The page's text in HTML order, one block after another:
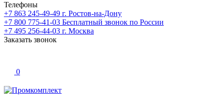
Телефоны
+7 863 245-49-49 г. Ростов-на-Дону
+7 800 775-41-03 Бесплатный звонок по России
+7 495 256-44-03 г. Москва
Заказать звонок
0